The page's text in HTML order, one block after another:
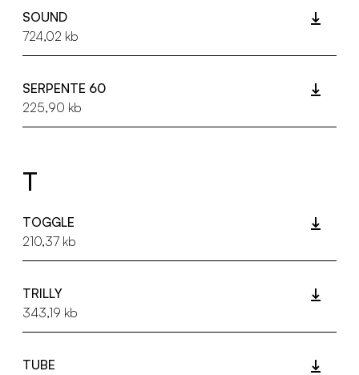
SOUND
724,02 kb
SERPENTE 60
225,90 kb
T
TOGGLE
210,37 kb
TRILLY
343,19 kb
TUBE